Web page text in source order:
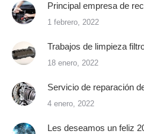
Principal empresa de
1 febrero, 2022
Trabajos de limpieza
18 enero, 2022
Servicio de reparación
4 enero, 2022
Les deseamos un feliz